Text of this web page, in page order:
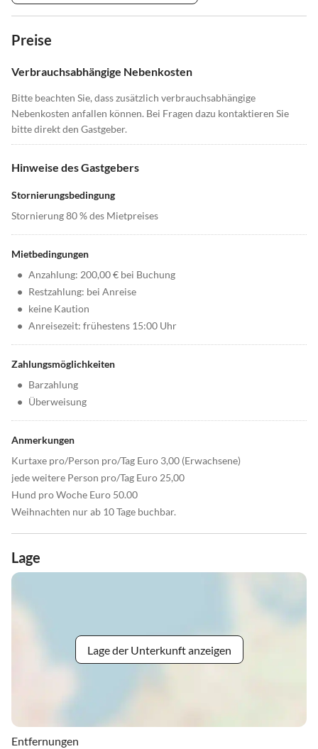
Preise
Verbrauchsabhängige Nebenkosten
Bitte beachten Sie, dass zusätzlich verbrauchsabhängige
Nebenkosten anfallen können. Bei Fragen dazu kontaktieren Sie
bitte direkt den Gastgeber.
Hinweise des Gastgebers
Stornierungsbedingung
Stornierung 80 % des Mietpreises
Mietbedingungen
• Anzahlung: 200,00 € bei Buchung
• Restzahlung: bei Anreise
• keine Kaution
• Anreisezeit: frühestens 15:00 Uhr
Zahlungsmöglichkeiten
• Barzahlung
• Überweisung
Anmerkungen
Kurtaxe pro/Person pro/Tag Euro 3,00 (Erwachsene)
jede weitere Person pro/Tag Euro 25,00
Hund pro Woche Euro 50.00
Weihnachten nur ab 10 Tage buchbar.
Lage
Lage der Unterkunft anzeigen
Entfernungen